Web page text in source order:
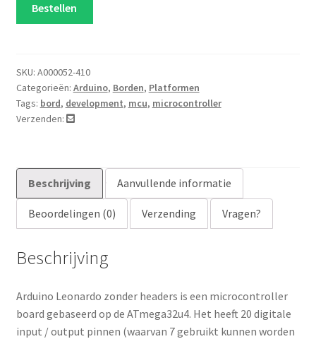
aantal
Bestellen
SKU: A000052-410
Categorieën: Arduino, Borden, Platformen
Tags: bord, development, mcu, microcontroller
Verzenden:
Beschrijving Aanvullende informatie
Beoordelingen (0) Verzending Vragen?
Beschrijving
Arduino Leonardo zonder headers is een microcontroller
board gebaseerd op de ATmega32u4. Het heeft 20 digitale
input / output pinnen (waarvan 7 gebruikt kunnen worden